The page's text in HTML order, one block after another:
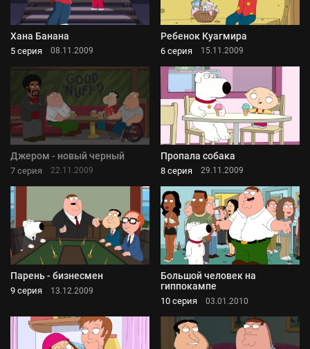
Хана Банана
5 серия 08.11.2009
Ребенок Куагмира
6 серия 15.11.2009
Джером - новый черный
7 серия 22.11.2009
Пропала собака
8 серия 29.11.2009
Парень - бизнесмен
9 серия 13.12.2009
Большой человек на
гиппокампе
10 серия 03.01.2010